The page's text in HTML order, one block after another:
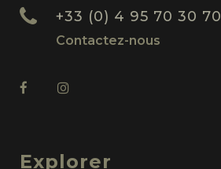
+33 (0) 4 95 70 30 70
Contactez-nous
Explorer